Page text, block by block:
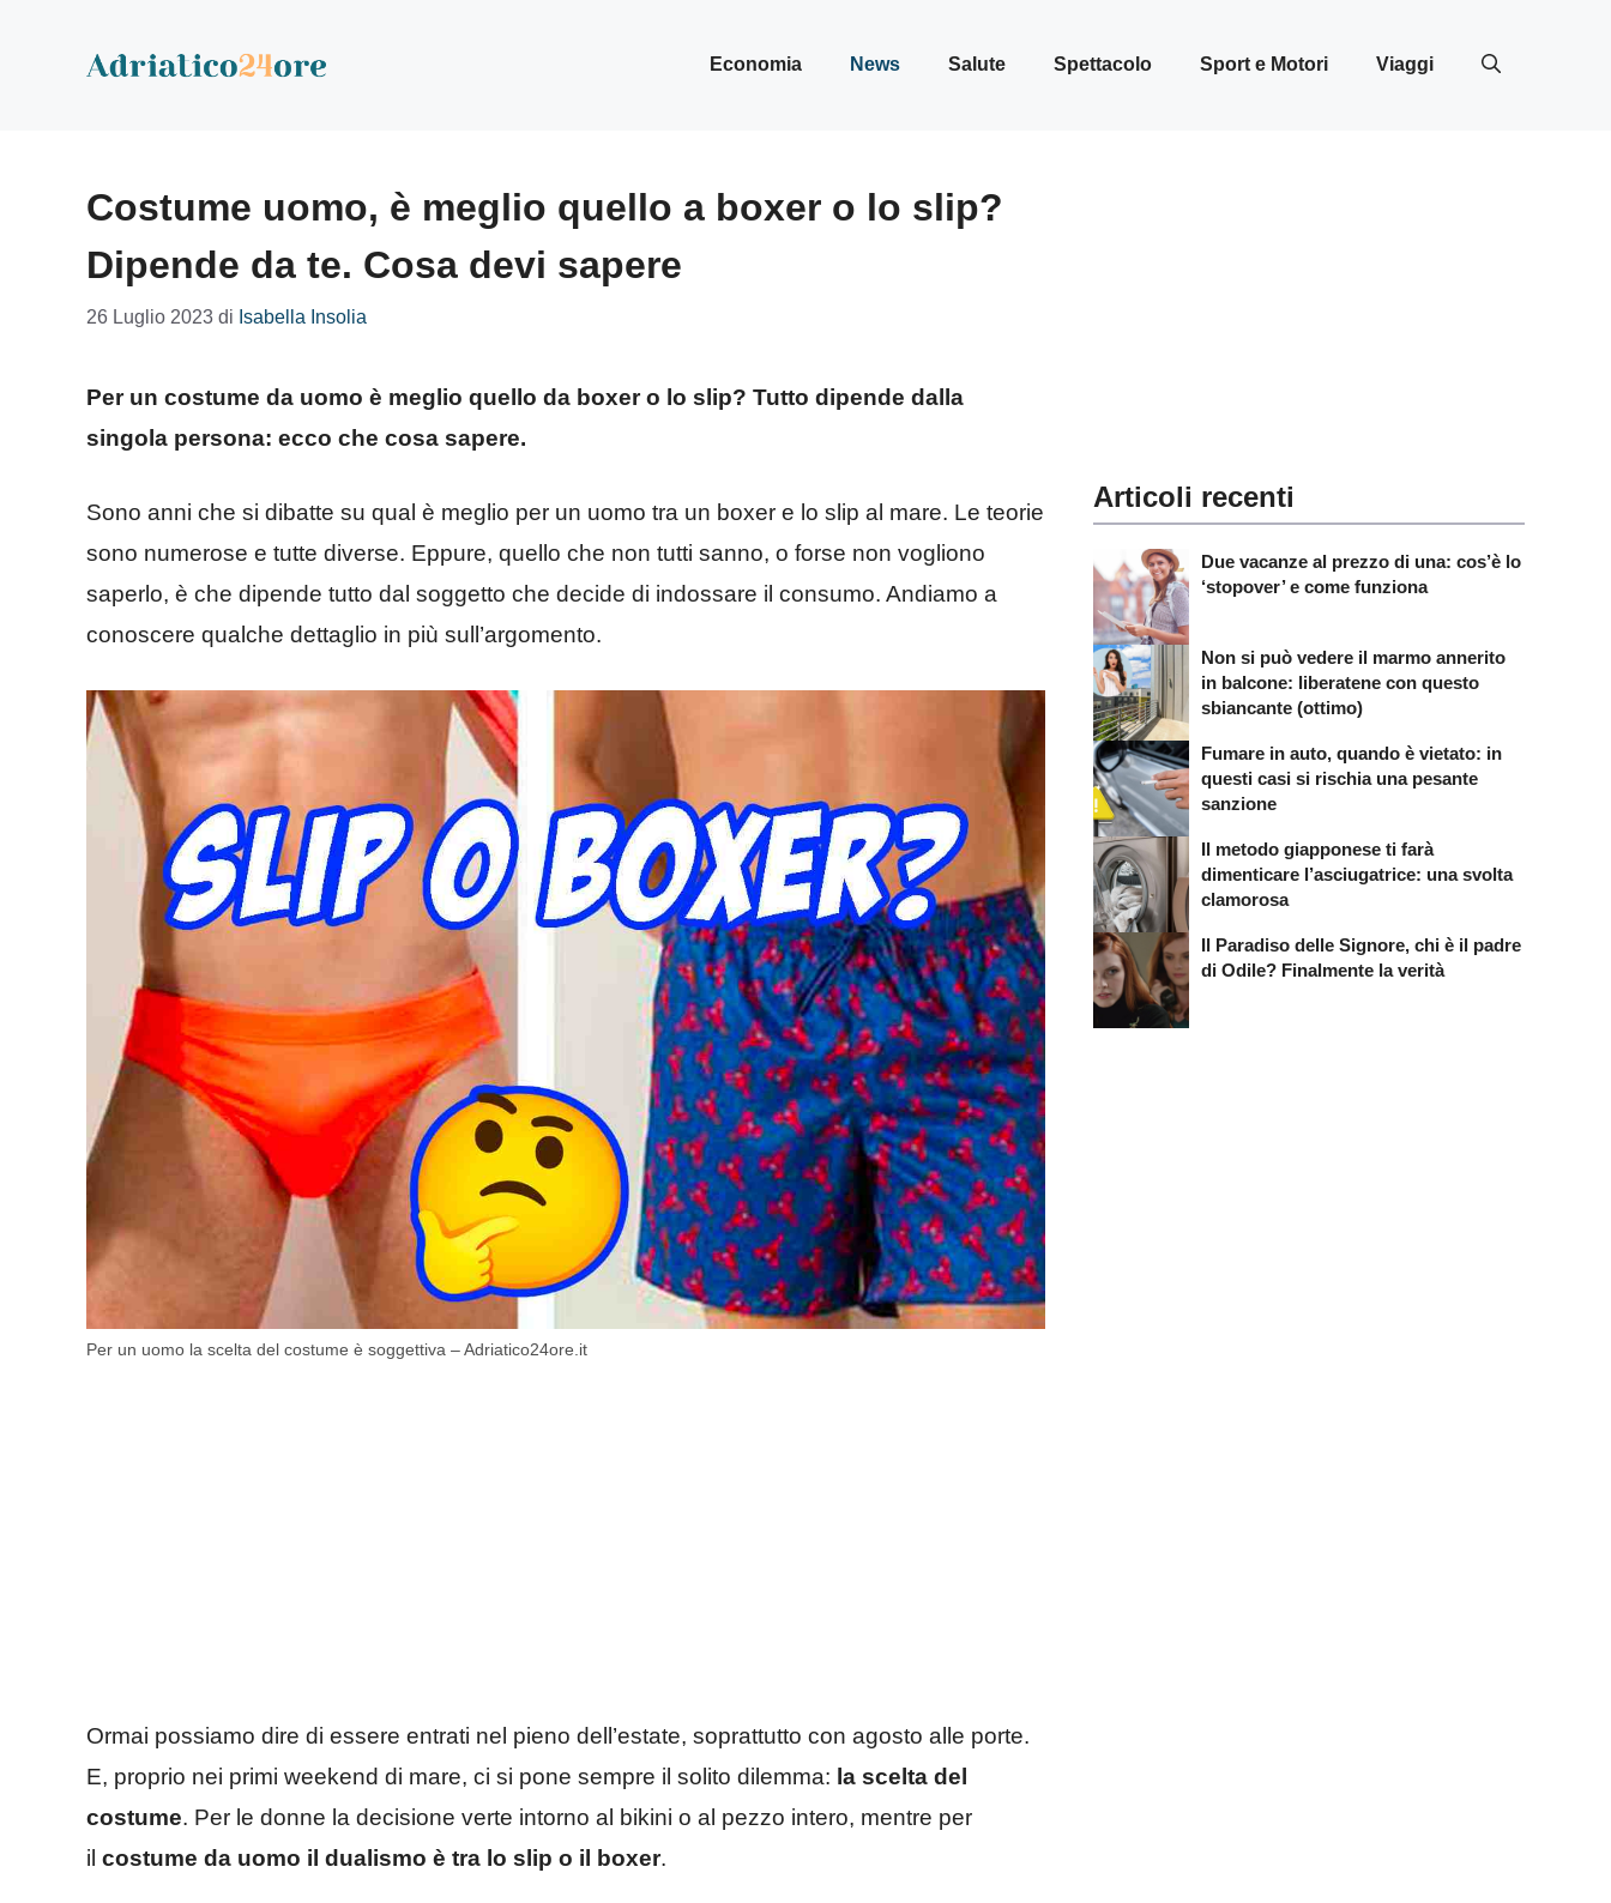
Economia News Salute Spettacolo Sport e Motori Viaggi
Costume uomo, è meglio quello a boxer o lo slip?
Dipende da te. Cosa devi sapere
26 Luglio 2023 di Isabella Insolia
Per un costume da uomo è meglio quello da boxer o lo slip? Tutto dipende dalla
singola persona: ecco che cosa sapere.
Sono anni che si dibatte su qual è meglio per un uomo tra un boxer e lo slip al mare. Le teorie
sono numerose e tutte diverse. Eppure, quello che non tutti sanno, o forse non vogliono
saperlo, è che dipende tutto dal soggetto che decide di indossare il consumo. Andiamo a
conoscere qualche dettaglio in più sull’argomento.
Per un uomo la scelta del costume è soggettiva – Adriatico24ore.it
Ormai possiamo dire di essere entrati nel pieno dell’estate, soprattutto con agosto alle porte.
E, proprio nei primi weekend di mare, ci si pone sempre il solito dilemma: la scelta del
costume. Per le donne la decisione verte intorno al bikini o al pezzo intero, mentre per
il costume da uomo il dualismo è tra lo slip o il boxer.
Articoli recenti
Due vacanze al prezzo di una: cos’è lo
‘stopover’ e come funziona
Non si può vedere il marmo annerito
in balcone: liberatene con questo
sbiancante (ottimo)
Fumare in auto, quando è vietato: in
questi casi si rischia una pesante
sanzione
Il metodo giapponese ti farà
dimenticare l’asciugatrice: una svolta
clamorosa
Il Paradiso delle Signore, chi è il padre
di Odile? Finalmente la verità